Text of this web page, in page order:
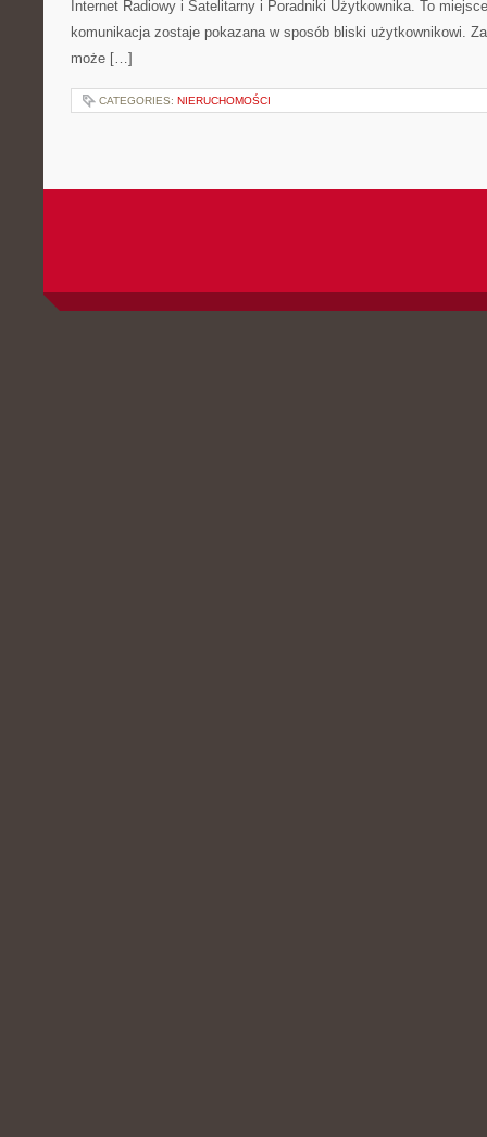
Internet Radiowy i Satelitarny i Poradniki Użytkownika. To
komunikacja zostaje pokazana w sposób bliski użytkownikowi.
może […]
CATEGORIES: NIERUCHOMOŚCI